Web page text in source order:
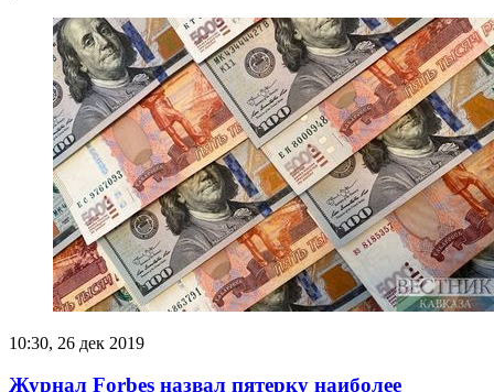
10:30, 26 дек 2019
Журнал Forbes назвал пятерку наиболее